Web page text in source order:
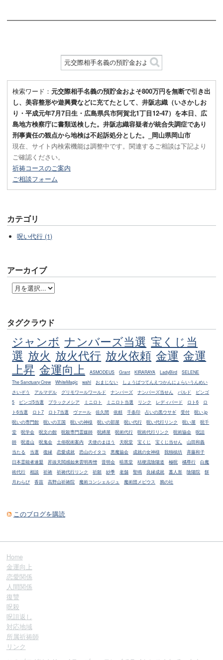
検索ワード： 元交際相手名義の預貯金およそ800万円を無断で引き出
し、美容整形や遊興費などに充てたとして、井阪志織（いさかしお
り・平成元年7月7日生・広島県呉市阿賀北1丁目12-47）を本日、広
島地方検察庁に書類送検した。井阪志織容疑者が統合失調症であり
刑事責任の観点から地検は不起訴処分とした。_岡山県岡山市
現在、サイト内検索機能は調整中です。関連するご相談は下記より
ご確認ください。
祈祷コースのご案内
ご相談フォーム
カテゴリ
呪い代行 (1)
アーカイブ
タグクラウド
ジャンボ ナンバーズ当選 宝くじ当
選 放火 放火代行 放火依頼 金運 金運
上昇 金運向上 ASMODEUS Grant KIRARAYA LadyBird
SELENE
The Sanctuary Crew
WhiteMagic wahl おまじない
しょうばつてんえつかんにょらいうんめい
さいぞう
アルマデル グリモワールワールド ナンバーズ ナンバーズ当せん バルド
ビンゴ
5
ビンゴ5当選 ブラックメシア ミニロト ミニロト当選 リンク レディバード ロト6
ロ
ト6当選
ロト7 ロト7当選 ヴァール 佐久間 依頼 千条印 占いの黒ウサギ 受付
呪い.jp
呪いの専門館
呪いの王国 呪いの神様 呪いの部屋 呪い代行 呪い代行リンク 呪い屋
呪千
堂
呪学会 呪文の館 呪殺専門霊媒師 呪縛屋 呪術代行 呪術代行リンク 呪術協会
呪詛
師
呪道山 呪鬼会 土俗呪術案内 天使のまほう 天呪堂 宝くじ 宝くじ当せん
山田和義
当たる
当選 復縁 恋愛成就 恐山のイタコ 悪魔協会 成就の女神様 我独槙坊
斉藤和子
日本霊能者連盟
昇抜天閲感如来雲明再憎 晋明会 暗黒堂 桔梗流陰陽道 極呪 橘尊行
白魔
術代行
相談 祈祷 祈祷代行リンク 祈願 紗季 老舗 聖鳴 良縁成就 藁人形 陰陽院
餅
月わらび
香苗 高野山祈祷院 魔術コンシェルジュ 魔術団メビウス 鴉の社
このブログを購読
Home
金運向上
恋愛関係
人間関係
復讐
呪殺
呪詛返し
対応地域
所属祈祷師
リンク